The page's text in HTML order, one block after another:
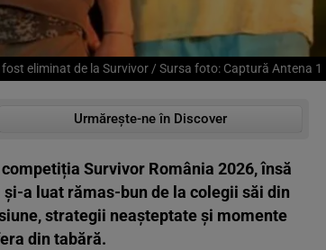
eliminat de la Survivor / Sursa foto: Captură Antena 1
Urmărește-ne în Discover
Survivor România 2026, însă
a luat rămas-bun de la colegii săi din
strategii neașteptate și momente
din tabără.